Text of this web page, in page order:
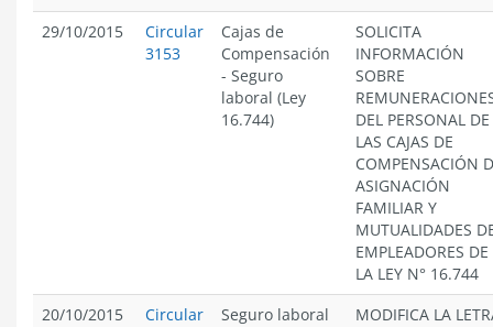
29/10/2015
Circular
3153
Cajas de
Compensación
- Seguro
laboral (Ley
16.744)
SOLICITA
INFORMACIÓN
SOBRE
DEL PERSONAL DE
LAS CAJAS DE
COMPENSACIÓN
ASIGNACIÓN
FAMILIAR Y
MUTUALIDADES
EMPLEADORES DE
LA LEY N° 16.744
20/10/2015
Circular
Seguro laboral
MODIFICA LA